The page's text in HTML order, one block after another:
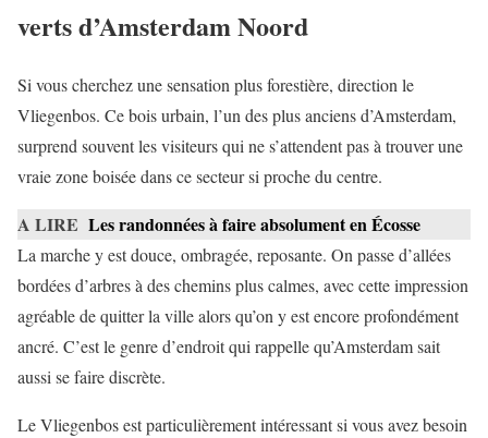
verts d’Amsterdam Noord
Si vous cherchez une sensation plus forestière, direction le
Vliegenbos. Ce bois urbain, l’un des plus anciens d’Amsterdam,
surprend souvent les visiteurs qui ne s’attendent pas à trouver une
vraie zone boisée dans ce secteur si proche du centre.
A LIRE Les randonnées à faire absolument en Écosse
La marche y est douce, ombragée, reposante. On passe d’allées
bordées d’arbres à des chemins plus calmes, avec cette impression
agréable de quitter la ville alors qu’on y est encore profondément
ancré. C’est le genre d’endroit qui rappelle qu’Amsterdam sait
aussi se faire discrète.
Le Vliegenbos est particulièrement intéressant si vous avez besoin